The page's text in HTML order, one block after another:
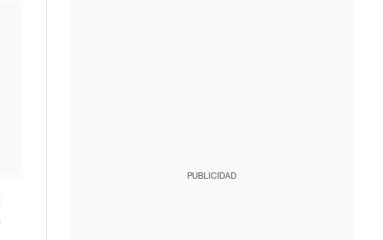
PUBLICIDAD